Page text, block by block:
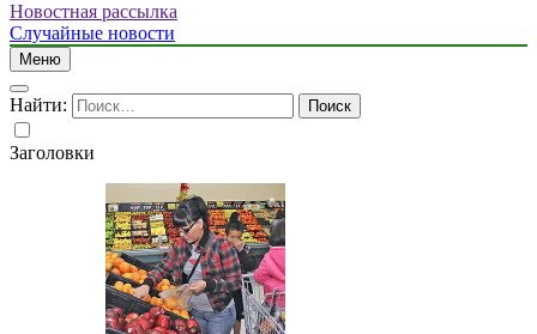
Новостная рассылка
Случайные новости
Меню
Найти:
Заголовки